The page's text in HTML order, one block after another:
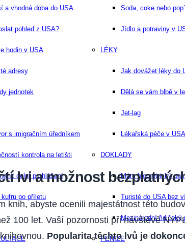
a vhodná doba do USA
pohled z USA?
hodin v USA
adresy
jednotek
s imigračním úředníkem
kontrola na letišti
celní prohlášení
kufru po příletu
Soda, coke nebo
Jídlo a potraviny v
LÉKY
Jak dovážet léky do
Dělá se vám blbě v
Jet-lag
Lékařská péče v USA
DOKLADY
Mám biometrický
Turisté do USA bez
Mezinárodní řidičský
PENÍZE
lvi a možnost
knih, abyste ocenili majestátnost této
100 let. Vaší pozornosti při návštěvě
Popularita těchto lvů je